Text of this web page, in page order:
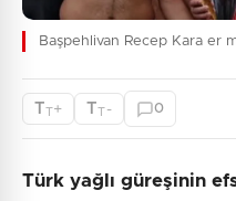
Başpehlivan Recep Kara er
TT+ TT - 0
Türk yağlı güreşinin